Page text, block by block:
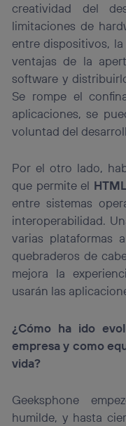
creatividad del
limitaciones de
entre dispositivos,
ventajas de la
software y
Se rompe el
aplicaciones, se
voluntad del
Por el otro lado,
que permite el
entre sistemas
interoperabilidad.
varias plataformas
quebraderos de
mejora la
usarán las
¿Cómo ha ido
empresa y como
vida?
Geeksphone
humilde, y hasta